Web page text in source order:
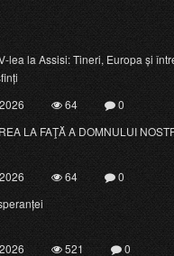
lea la Assisi: Tineri, Europa și
64
0
LA FAŢĂ A DOMNULUI
64
0
521 0